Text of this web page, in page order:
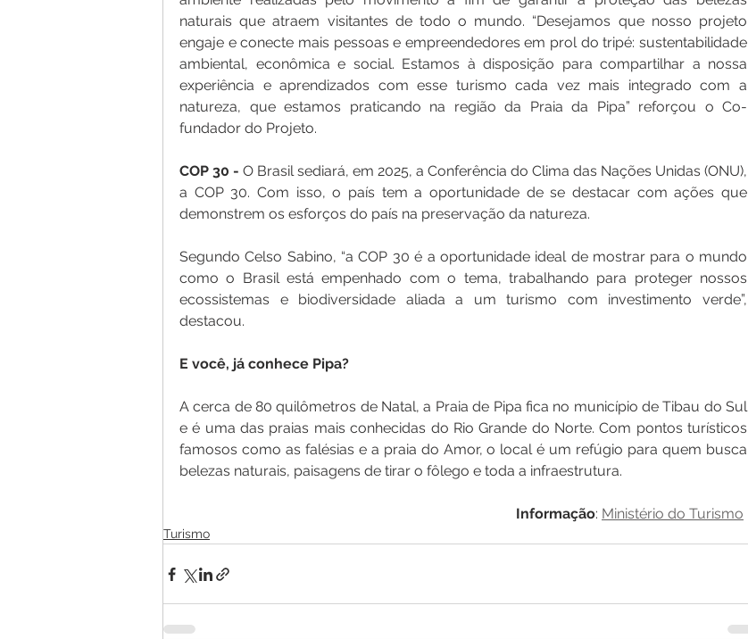
naturais que atraem visitantes de todo o mundo. “Desejamos que nosso projeto
engaje e conecte mais pessoas e empreendedores em prol do tripé: sustentabilidade
ambiental, econômica e social. Estamos à disposição para compartilhar a nossa
experiência e aprendizados com esse turismo cada vez mais integrado com a
natureza, que estamos praticando na região da Praia da Pipa” reforçou o Co-
fundador do Projeto.
COP 30 - O Brasil sediará, em 2025, a Conferência do Clima das Nações Unidas (ONU),
a COP 30. Com isso, o país tem a oportunidade de se destacar com ações que
demonstrem os esforços do país na preservação da natureza.
Segundo Celso Sabino, “a COP 30 é a oportunidade ideal de mostrar para o mundo
como o Brasil está empenhado com o tema, trabalhando para proteger nossos
ecossistemas e biodiversidade aliada a um turismo com investimento verde”,
destacou.
E você, já conhece Pipa?
A cerca de 80 quilômetros de Natal, a Praia de Pipa fica no município de Tibau do Sul
e é uma das praias mais conhecidas do Rio Grande do Norte. Com pontos turísticos
famosos como as falésias e a praia do Amor, o local é um refúgio para quem busca
belezas naturais, paisagens de tirar o fôlego e toda a infraestrutura.
Informação: Ministério do Turismo
Turismo